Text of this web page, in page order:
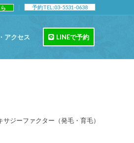
予約TEL:03-5531-0638
アクセス LINEで予約
ジーファクター（発毛・育毛）